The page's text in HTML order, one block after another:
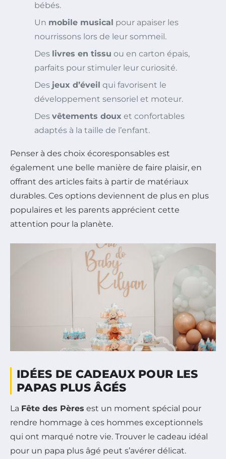
bébés.
Un mobile musical pour apaiser les
nourrissons lors de leur sommeil.
Des livres en tissu ou en carton épais,
parfaits pour stimuler leur curiosité.
Des jeux d’éveil qui favorisent le
développement sensoriel et moteur.
Des vêtements doux et confortables
adaptés à la taille de l’enfant.
Penser à des choix écoresponsables est
également une belle manière de faire plaisir, en
offrant des articles faits à partir de matériaux
durables. Ces options deviennent de plus en plus
populaires et les parents apprécient cette
attention pour la planète.
IDÉES DE CADEAUX POUR LES
PAPAS PLUS ÂGÉS
La Fête des Pères est un moment spécial pour
rendre hommage à ces hommes exceptionnels
qui ont marqué notre vie. Trouver le cadeau idéal
pour un papa plus âgé peut s’avérer délicat.